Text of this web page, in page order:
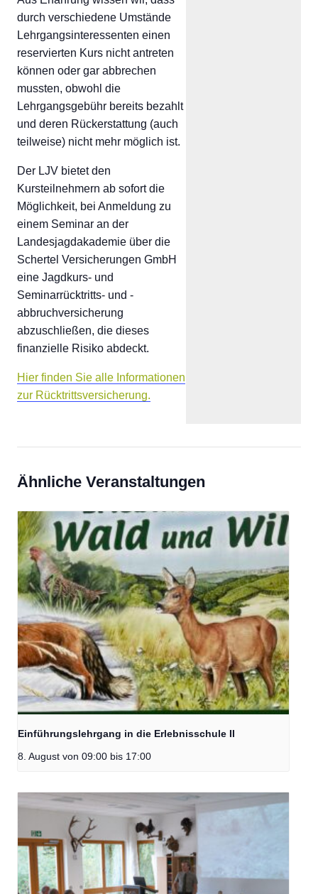
durch verschiedene Umstände
Lehrgangsinteressenten einen
reservierten Kurs nicht antreten
können oder gar abbrechen
mussten, obwohl die
Lehrgangsgebühr bereits bezahlt
und deren Rückerstattung (auch
teilweise) nicht mehr möglich ist.
Der LJV bietet den
Kursteilnehmern ab sofort die
Möglichkeit, bei Anmeldung zu
einem Seminar an der
Landesjagdakademie über die
Schertel Versicherungen GmbH
eine Jagdkurs- und
Seminarrücktritts- und -
abbruchversicherung
abzuschließen, die dieses
finanzielle Risiko abdeckt.
Hier finden Sie alle Informationen
zur Rücktrittsversicherung.
Ähnliche Veranstaltungen
Einführungslehrgang in die Erlebnisschule II
8. August von 09:00 bis 17:00